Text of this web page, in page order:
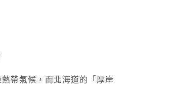
帶氣候，而北海道的「厚岸